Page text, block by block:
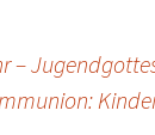
–